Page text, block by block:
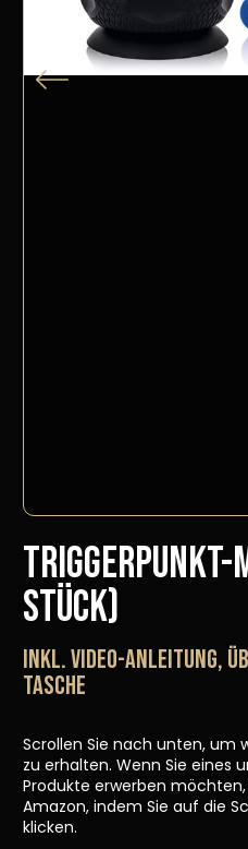
Triggerpunkt-
Stück)
INKL. VIDEO-ANLEITUNG,
TASCHE
Scrollen Sie nach unten, um
zu erhalten. Wenn Sie eines
Produkte erwerben möchten,
Amazon, indem Sie auf die
klicken.